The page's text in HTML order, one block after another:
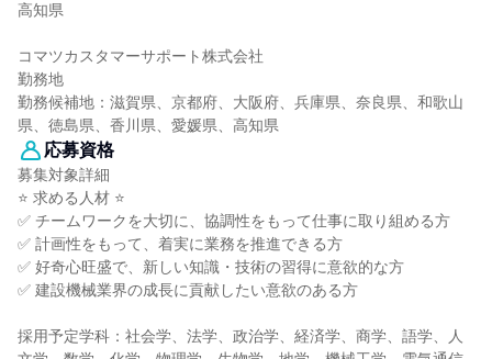
高知県
コマツカスタマーサポート株式会社
勤務地
勤務候補地：滋賀県、京都府、大阪府、兵庫県、奈良県、和歌山
県、徳島県、香川県、愛媛県、高知県
応募資格
募集対象詳細
⭐ 求める人材 ⭐
✅ チームワークを大切に、協調性をもって仕事に取り組める方
✅ 計画性をもって、着実に業務を推進できる方
✅ 好奇心旺盛で、新しい知識・技術の習得に意欲的な方
✅ 建設機械業界の成長に貢献したい意欲のある方
採用予定学科：社会学、法学、政治学、経済学、商学、語学、人